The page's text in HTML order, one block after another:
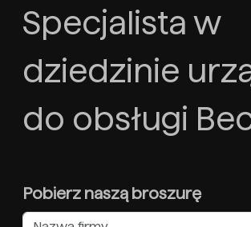
Specjalista w
dziedzinie
do obsługi
Pobierz naszą broszurę